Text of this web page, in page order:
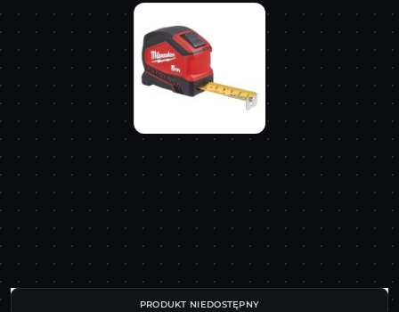
PRODUKT NIEDOSTĘPNY